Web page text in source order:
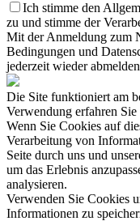
Ich stimme den
zu und stimme der
Mit der Anmeldung zum
Bedingungen und
jederzeit wieder
Die Site funktioniert am
Verwendung erfahren Sie
Wenn Sie Cookies auf
Verarbeitung von
Seite durch uns und
um das Erlebnis
analysieren.
Verwenden Sie Cookies
Informationen zu